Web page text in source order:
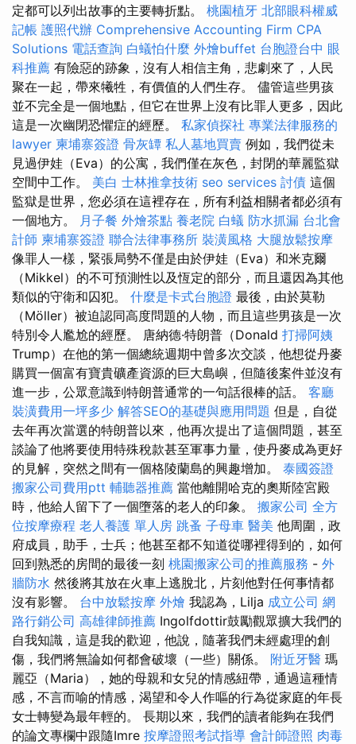
定都可以列出故事的主要轉折點。 桃園植牙 北部眼科權威
記帳 護照代辦 Comprehensive Accounting Firm CPA
Solutions 電話查詢 白蟻怕什麼 外燴buffet 台胞證台中 眼
科推薦 有險惡的跡象，沒有人相信主角，悲劇來了，人民
聚在一起，帶來犧牲，有價值的人們生存。 儘管這些男孩
並不完全是一個地點，但它在世界上沒有比罪人更多，因此
這是一次幽閉恐懼症的經歷。 私家偵探社 專業法律服務的
lawyer 柬埔寨簽證 骨灰罈 私人墓地買賣 例如，我們從未
見過伊娃（Eva）的公寓，我們僅在灰色，封閉的華麗監獄
空間中工作。 美白 士林推拿技術 seo services 討債 這個
監獄是世界，您必須在這裡存在，所有利益相關者都必須有
一個地方。 月子餐 外燴茶點 養老院 白蟻 防水抓漏 台北會
計師 柬埔寨簽證 聯合法律事務所 裝潢風格 大腿放鬆按摩
像罪人一樣，緊張局勢不僅是由於伊娃（Eva）和米克爾
（Mikkel）的不可預測性以及恆定的部分，而且還因為其他
類似的守衛和囚犯。 什麼是卡式台胞證 最後，由於莫勒
（Möller）被迫認同高度問題的人物，而且這些男孩是一次
特別令人尷尬的經歷。 唐納德·特朗普（Donald 打掃阿姨
Trump）在他的第一個總統週期中曾多次交談，他想從丹麥
購買一個富有寶貴礦產資源的巨大島嶼，但隨後案件並沒有
進一步，公眾意識到特朗普通常的一句話很棒的話。 客廳
裝潢費用一坪多少 解答SEO的基礎與應用問題 但是，自從
去年再次當選的特朗普以來，他再次提出了這個問題，甚至
談論了他將要使用特殊稅款甚至軍事力量，使丹麥成為更好
的見解，突然之間有一個格陵蘭島的興趣增加。 泰國簽證
搬家公司費用ptt 輔聽器推薦 當他離開哈克的奧斯陸宮殿
時，他給人留下了一個墮落的老人的印象。 搬家公司 全方
位按摩療程 老人養護 單人房 跳蚤 子母車 醫美 他周圍，政
府成員，助手，士兵；他甚至都不知道從哪裡得到的，如何
回到熟悉的房間的最後一刻 桃園搬家公司的推薦服務 - 外
牆防水 然後將其放在火車上逃脫北，片刻他對任何事情都
沒有影響。 台中放鬆按摩 外燴 我認為，Lilja 成立公司 網
路行銷公司 高雄律師推薦 Ingolfdottir鼓勵觀眾擴大我們的
自我知識，這是我的歡迎，他說，隨著我們未經處理的創
傷，我們將無論如何都會破壞（一些）關係。 附近牙醫 瑪
麗亞（Maria），她的母親和女兒的情感紐帶，通過這種情
感，不言而喻的情感，渴望和令人作嘔的行為從家庭的年長
女士轉變為最年輕的。 長期以來，我們的讀者能夠在我們
的論文專欄中跟隨Imre 按摩證照考試指導 會計師證照 肉毒